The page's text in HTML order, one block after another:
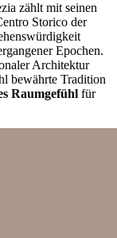
zählt mit seinen
Storico der
Epochen.
Architektur
bewährte Tradition
Raumgefühl für